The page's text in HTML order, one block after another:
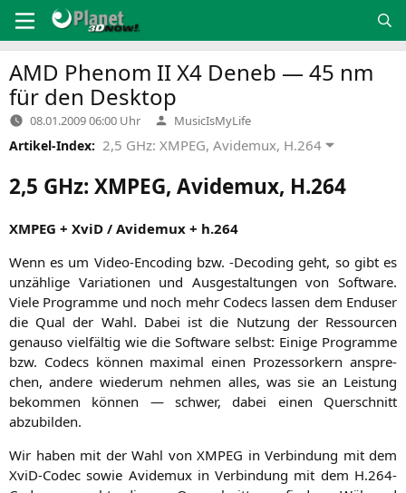
Inhalt
springen
AMD Phenom IIX4 Deneb — 45 nm
für den Desktop
08.01.2009 06:00 Uhr Verfasst
von
MusicIsMyLife
Artikel-Index: 2,5 GHz: XMPEG, Avidemux, H.264
2,5 GHz: XMPEG, Avidemux, H.264
XMPEG + XviD / Avi­de­mux + h.264
Wenn es um Video-Enco­ding bzw. ‑Deco­ding geht, so gibt es
unzäh­li­ge Varia­tio­nen und Aus­ge­stal­tun­gen von Soft­ware.
Vie­le Pro­gram­me und noch mehr Codecs las­sen dem Endu­ser
die Qual der Wahl. Dabei ist die Nut­zung der Res­sour­cen
genau­so viel­fäl­tig wie die Soft­ware selbst: Eini­ge Pro­gram­me
bzw. Codecs kön­nen maxi­mal einen Pro­zes­sor­kern anspre­
chen, ande­re wie­der­um neh­men alles, was sie an Leis­tung
bekom­men kön­nen — schwer, dabei einen Quer­schnitt
abzubilden.
Wir haben mit der Wahl von XMPEG in Ver­bin­dung mit dem
XviD-Codec sowie Avi­de­mux in Ver­bin­dung mit dem H.264-